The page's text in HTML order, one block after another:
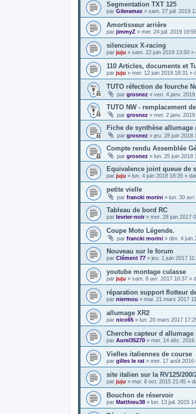
Segmentation TXT 125
par Gileramax » sam. 27 juil. 2019
Amortisseur arrière
par jimmyZ » mer. 24 juil. 2019
silencieux X-racing
par juju » sam. 22 juin 2019 13:50 »
110 Articles, documents et
par juju » mer. 12 juin 2019 18:31 »
TUTO réfection de fourche
par grosnez » ven. 4 janv.
TUTO NW - remplacement
par grosnez » mer. 2 janv.
Fiche de synthèse allumage
par grosnez » jeu. 28 juin 2018
Compte rendu Assemblée
par grosnez » lun. 25 juin 2018
Equivalence joint queue de
par juju » lun. 4 juin 2018 18:35 »
petite vielle
par francki morini » lun. 30
Tableau de bord RC
par levrier-noir» mer. 28 juin 2017
Coupe Moto Légende.
par francki morini » dim. 4 juin
Nouveau sur le forum
par Clément 77 » jeu. 1 juin 2017
youtube montage culasse
par juju » sam. 8 avr. 2017 10:37 »
réparation support flotteur
par niermou » mar. 21 mars 2017
allumage XR2
par nico65 » lun. 20 mars 2017
Cherche capteur d allumage
par Aurel35270 » mer. 14 déc. 2016
Vielles italiennes de course
par gilles le rat » mer. 17 août 2016
site italien sur la RV125/200/
par juju » mar. 6 oct. 2015 21:45 »
Bouchon de réservoir
par Matthieu38 » lun. 13 juil. 2015